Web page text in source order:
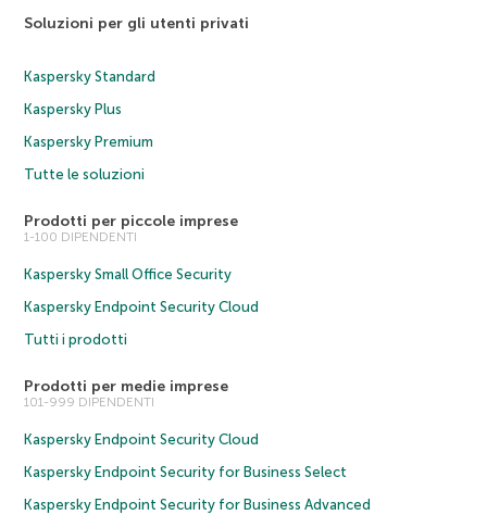
Soluzioni per gli utenti privati
Kaspersky Standard
Kaspersky Plus
Kaspersky Premium
Tutte le soluzioni
Prodotti per piccole imprese
1-100 DIPENDENTI
Kaspersky Small Office Security
Kaspersky Endpoint Security Cloud
Tutti i prodotti
Prodotti per medie imprese
101-999 DIPENDENTI
Kaspersky Endpoint Security Cloud
Kaspersky Endpoint Security for Business Select
Kaspersky Endpoint Security for Business Advanced